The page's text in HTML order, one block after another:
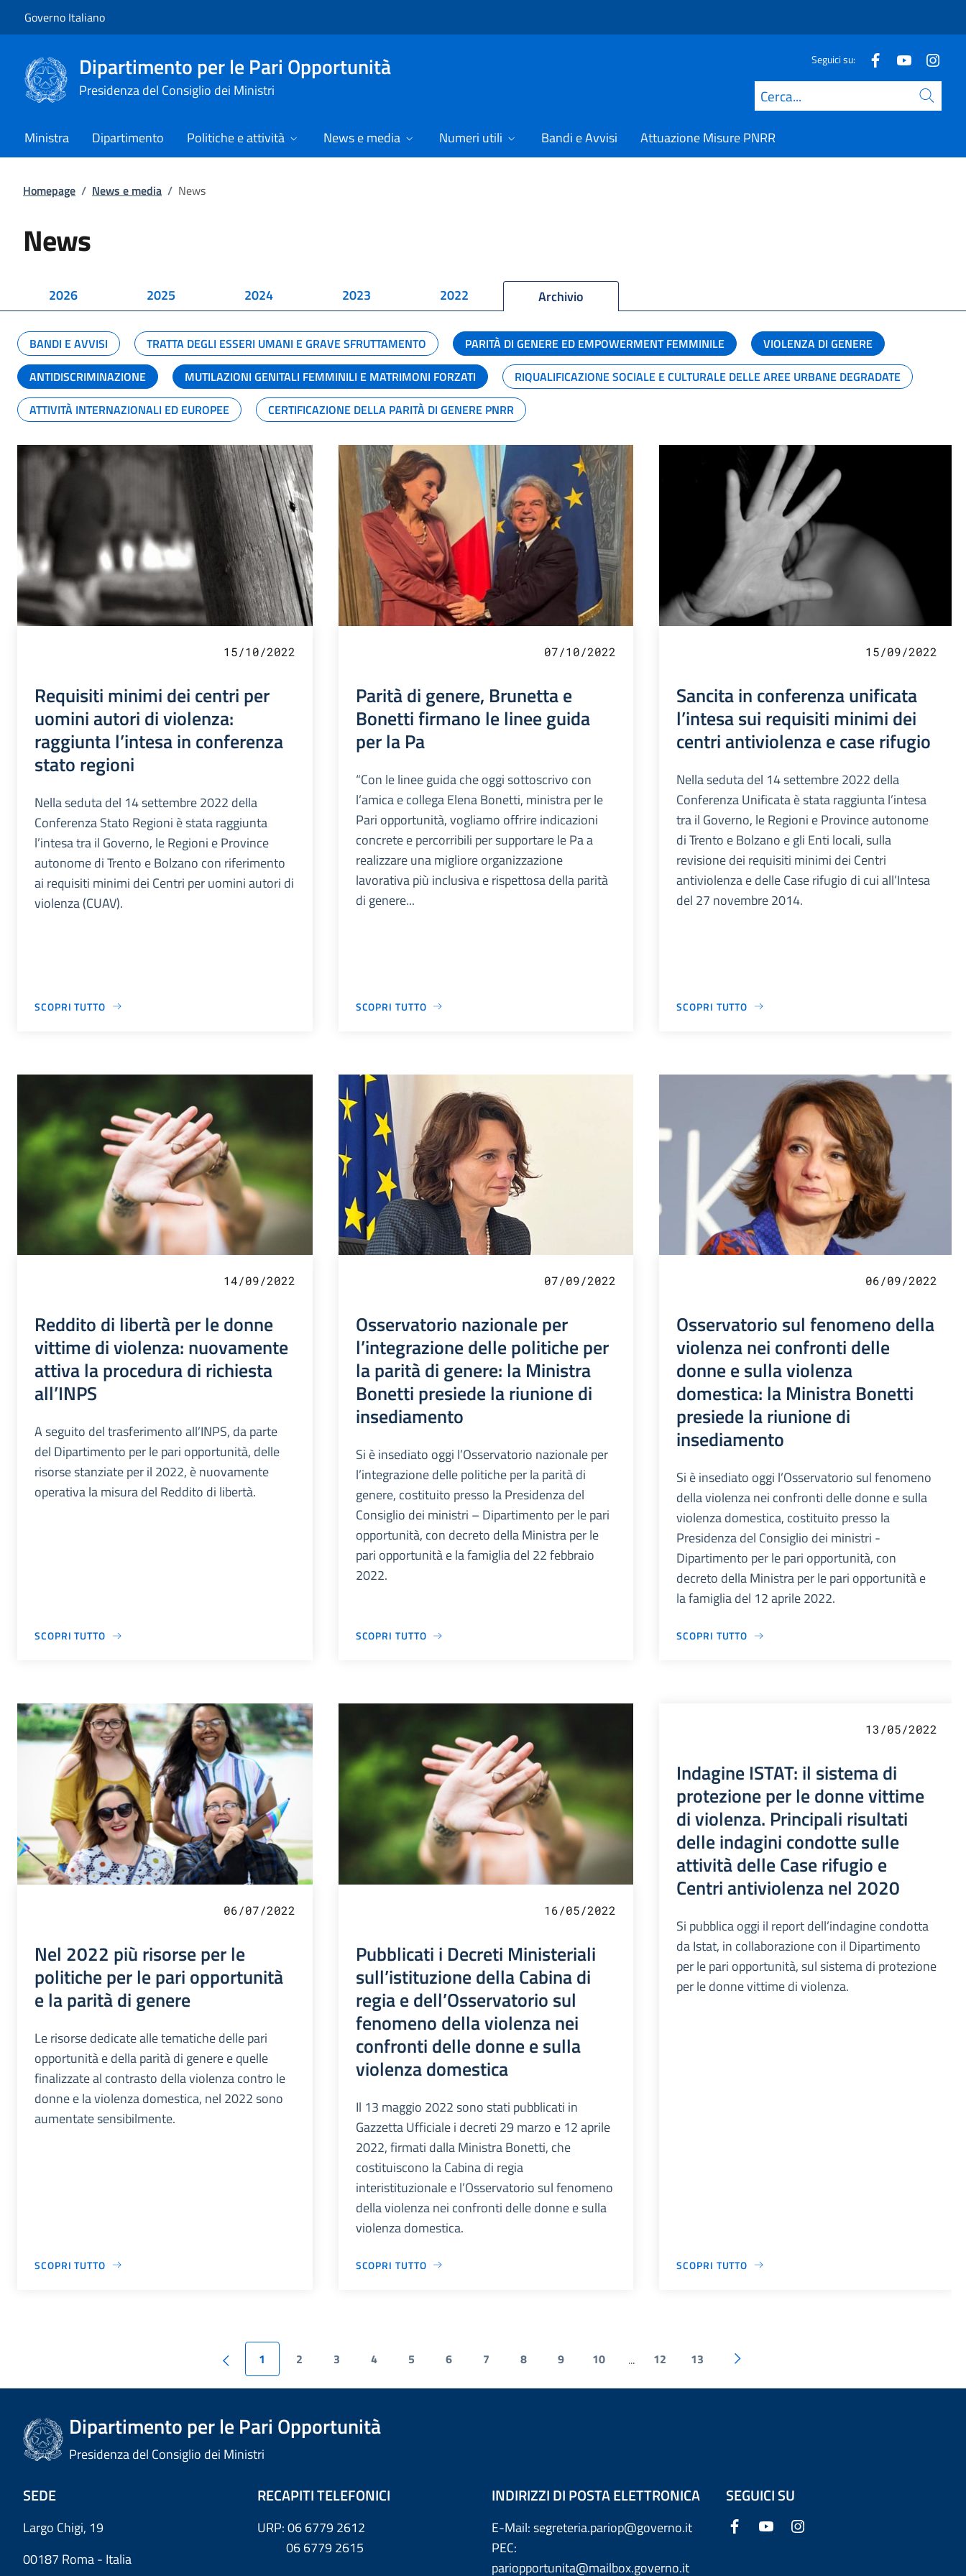
Governo Italiano
Dipartimento per le Pari Opportunità
Presidenza del Consiglio dei Ministri
Seguici su:
Cerca
Ministra Dipartimento Politiche e attività News e media Numeri utili Bandi e Avvisi Attuazione Misure PNRR
Homepage / News e media / News
News
2026 2025 2024 2023 2022 Archivio
BANDI E AVVISI TRATTA DEGLI ESSERI UMANI E GRAVE SFRUTTAMENTO PARITÀ DI GENERE ED EMPOWERMENT FEMMINILE
VIOLENZA DI GENERE
ANTIDISCRIMINAZIONE
MUTILAZIONI GENITALI FEMMINILI E MATRIMONI FORZATI
RIQUALIFICAZIONE SOCIALE E CULTURALE DELLE AREE URBANE DEGRADATE
ATTIVITÀ INTERNAZIONALI ED EUROPEE
CERTIFICAZIONE DELLA PARITÀ DI GENERE PNRR
15/10/2022
Requisiti minimi dei centri per
uomini autori di violenza:
raggiunta l’intesa in conferenza
stato regioni
Nella seduta del 14 settembre 2022 della
Conferenza Stato Regioni è stata raggiunta
l’intesa tra il Governo, le Regioni e Province
autonome di Trento e Bolzano con riferimento
ai requisiti minimi dei Centri per uomini autori di
violenza (CUAV).
SCOPRI TUTTO
07/10/2022
Parità di genere, Brunetta e
Bonetti firmano le linee guida
per la Pa
“Con le linee guida che oggi sottoscrivo con
l’amica e collega Elena Bonetti, ministra per le
Pari opportunità, vogliamo offrire indicazioni
concrete e percorribili per supportare le Pa a
realizzare una migliore organizzazione
lavorativa più inclusiva e rispettosa della parità
di genere...
SCOPRI TUTTO
15/09/2022
Sancita in conferenza unificata
l’intesa sui requisiti minimi dei
centri antiviolenza e case rifugio
Nella seduta del 14 settembre 2022 della
Conferenza Unificata è stata raggiunta l’intesa
tra il Governo, le Regioni e Province autonome
di Trento e Bolzano e gli Enti locali, sulla
revisione dei requisiti minimi dei Centri
antiviolenza e delle Case rifugio di cui all’Intesa
del 27 novembre 2014.
SCOPRI TUTTO
14/09/2022
Reddito di libertà per le donne
vittime di violenza: nuovamente
attiva la procedura di richiesta
all’INPS
A seguito del trasferimento all’INPS, da parte
del Dipartimento per le pari opportunità, delle
risorse stanziate per il 2022, è nuovamente
operativa la misura del Reddito di libertà.
SCOPRI TUTTO
07/09/2022
Osservatorio nazionale per
l’integrazione delle politiche per
la parità di genere: la Ministra
Bonetti presiede la riunione di
insediamento
Si è insediato oggi l’Osservatorio nazionale per
l’integrazione delle politiche per la parità di
genere, costituito presso la Presidenza del
Consiglio dei ministri – Dipartimento per le pari
opportunità, con decreto della Ministra per le
pari opportunità e la famiglia del 22 febbraio
2022.
SCOPRI TUTTO
06/09/2022
Osservatorio sul fenomeno della
violenza nei confronti delle
donne e sulla violenza
domestica: la Ministra Bonetti
presiede la riunione di
insediamento
Si è insediato oggi l’Osservatorio sul fenomeno
della violenza nei confronti delle donne e sulla
violenza domestica, costituito presso la
Presidenza del Consiglio dei ministri -
Dipartimento per le pari opportunità, con
decreto della Ministra per le pari opportunità e
la famiglia del 12 aprile 2022.
SCOPRI TUTTO
06/07/2022
Nel 2022 più risorse per le
politiche per le pari opportunità
e la parità di genere
Le risorse dedicate alle tematiche delle pari
opportunità e della parità di genere e quelle
finalizzate al contrasto della violenza contro le
donne e la violenza domestica, nel 2022 sono
aumentate sensibilmente.
SCOPRI TUTTO
16/05/2022
Pubblicati i Decreti Ministeriali
sull’istituzione della Cabina di
regia e dell’Osservatorio sul
fenomeno della violenza nei
confronti delle donne e sulla
violenza domestica
Il 13 maggio 2022 sono stati pubblicati in
Gazzetta Ufficiale i decreti 29 marzo e 12 aprile
2022, firmati dalla Ministra Bonetti, che
costituiscono la Cabina di regia
interistituzionale e l’Osservatorio sul fenomeno
della violenza nei confronti delle donne e sulla
violenza domestica.
SCOPRI TUTTO
13/05/2022
Indagine ISTAT: il sistema di
protezione per le donne vittime
di violenza. Principali risultati
delle indagini condotte sulle
attività delle Case rifugio e
Centri antiviolenza nel 2020
Si pubblica oggi il report dell’indagine condotta
da Istat, in collaborazione con il Dipartimento
per le pari opportunità, sul sistema di protezione
per le donne vittime di violenza.
SCOPRI TUTTO
1 2 3 4 5 6 7 8 9 10 ... 12 13
Dipartimento per le Pari Opportunità
Presidenza del Consiglio dei Ministri
SEDE
Largo Chigi, 19
00187 Roma - Italia
RECAPITI TELEFONICI
URP: 06 6779 2612
06 6779 2615
INDIRIZZI DI POSTA ELETTRONICA
E-Mail: segreteria.pariop@governo.it
PEC:
pariopportunita@mailbox.governo.it
SEGUICI SU